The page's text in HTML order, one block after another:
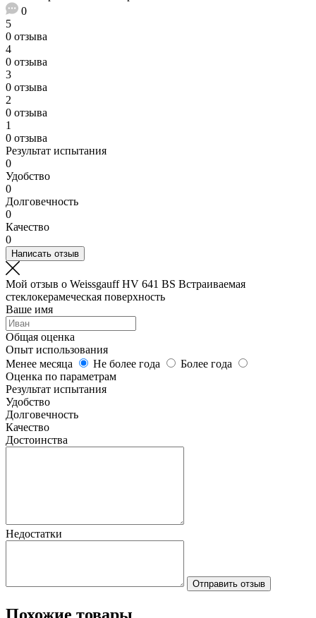
0
5
0 отзыва
4
0 отзыва
3
0 отзыва
2
0 отзыва
1
0 отзыва
Результат испытания
0
Удобство
0
Долговечность
0
Качество
0
Написать отзыв
Мой отзыв о Weissgauff HV 641 BS Встраиваемая
стеклокерамеческая поверхность
Ваше имя
Общая оценка
Опыт использования
Менее месяца
Не более года
Более года
Оценка по параметрам
Результат испытания
Удобство
Долговечность
Качество
Достоинства
Недостатки
Отправить отзыв
Похожие товары